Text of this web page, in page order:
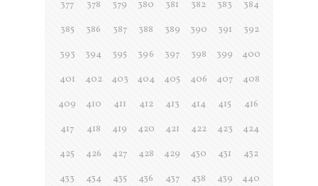
377
378 379 380 381 382 383
384
385
386 387 388 389 390 391
392
393
394 395 396 397 398 399
400
401
402 403 404 405 406 407
408
409
410 411 412 413 414 415
416
417
418 419 420 421 422 423
424
425
426 427 428 429 430 431
432
433
434 435 436 437 438 439
440